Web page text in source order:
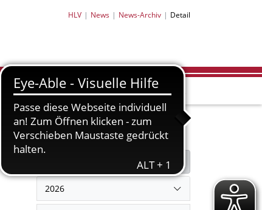
HLV News News-Archiv Detail
BILDUNG
HLV-
PARTNER
HLV-
SHOP
Filter
2026